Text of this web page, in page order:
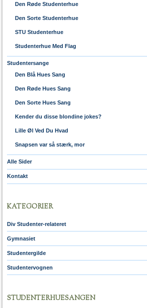
Den Røde Studenterhue
Den Sorte Studenterhue
STU Studenterhue
Studenterhue Med Flag
Studentersange
Den Blå Hues Sang
Den Røde Hues Sang
Den Sorte Hues Sang
Kender du disse blondine jokes?
Lille Øl Ved Du Hvad
Snapsen var så stærk, mor
Alle Sider
Kontakt
KATEGORIER
Div Studenter-relateret
Gymnasiet
Studentergilde
Studentervognen
STUDENTERHUESANGEN